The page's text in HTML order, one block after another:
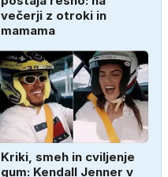
večerji z otroki in
mamama
Kriki, smeh in cviljenje
gum: Kendall Jenner v